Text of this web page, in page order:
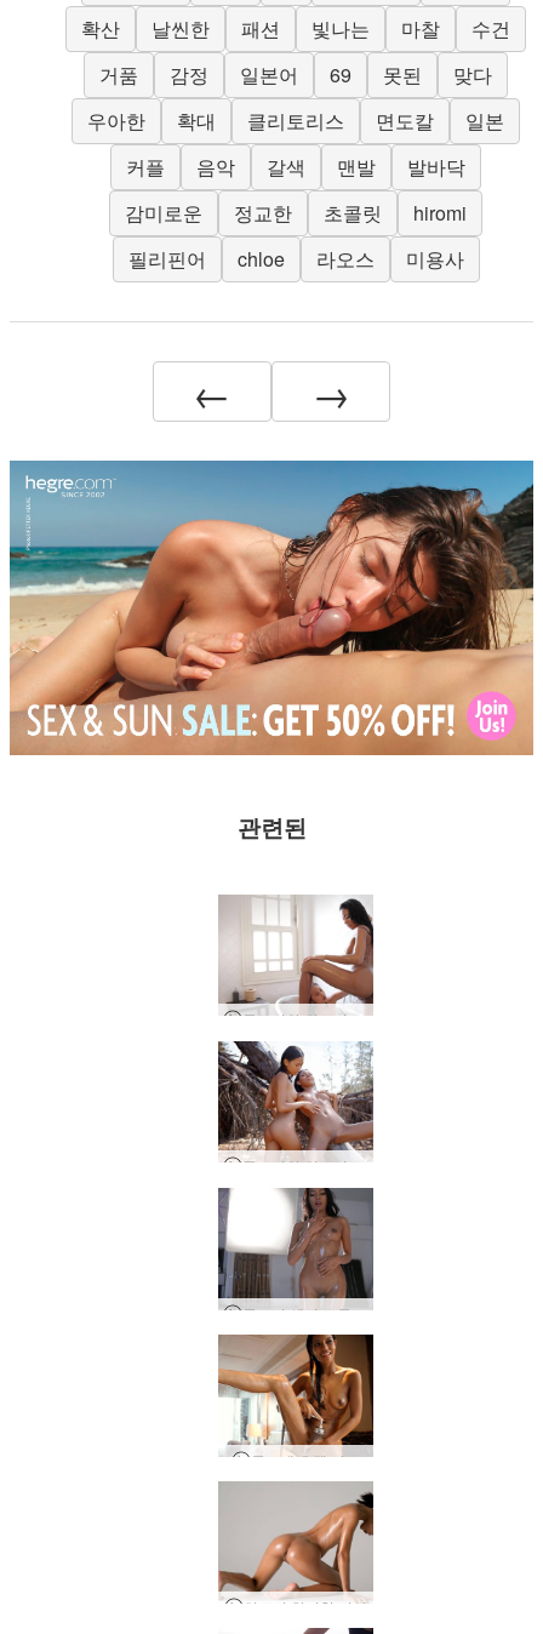
확산
날씬한 패션 빛나는 마찰
수건
거품
감정 일본어 69 못된
맞다
우아한
확대 클리토리스 면도칼
일본
커플
음악 갈색 맨발
발바닥
감미로운
정교한 초콜릿
hiromi
필리핀어
chloe 라오스 미용사
← →
관련된
클로이와 히로미 입욕 미녀
클로이와 히로미 해변에서의 하루
클로이 섹시 스튜디오 세션
클로에 호텔 바스
히로미 화려한 여신